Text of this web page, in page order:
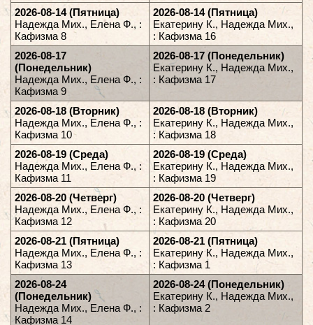
2026-08-14 (Пятница)
Надежда Мих., Елена Ф., :
Кафизма 8
2026-08-14 (Пятница)
Екатерину К., Надежда Мих.,
: Кафизма 16
2026-08-17
(Понедельник)
Надежда Мих., Елена Ф., :
Кафизма 9
2026-08-17 (Понедельник)
Екатерину К., Надежда Мих.,
: Кафизма 17
2026-08-18 (Вторник)
Надежда Мих., Елена Ф., :
Кафизма 10
2026-08-18 (Вторник)
Екатерину К., Надежда Мих.,
: Кафизма 18
2026-08-19 (Среда)
Надежда Мих., Елена Ф., :
Кафизма 11
2026-08-19 (Среда)
Екатерину К., Надежда Мих.,
: Кафизма 19
2026-08-20 (Четверг)
Надежда Мих., Елена Ф., :
Кафизма 12
2026-08-20 (Четверг)
Екатерину К., Надежда Мих.,
: Кафизма 20
2026-08-21 (Пятница)
Надежда Мих., Елена Ф., :
Кафизма 13
2026-08-21 (Пятница)
Екатерину К., Надежда Мих.,
: Кафизма 1
2026-08-24
(Понедельник)
Надежда Мих., Елена Ф., :
Кафизма 14
2026-08-24 (Понедельник)
Екатерину К., Надежда Мих.,
: Кафизма 2